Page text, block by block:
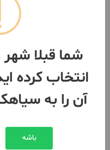
مبلغ
بیش از 12
شما قبلا
انتخاب کرده
آن را به
باشه